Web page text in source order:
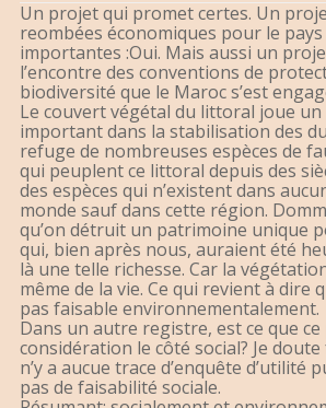
Un projet qui promet certes. Un
reombées économiques pour le
importantes :Oui. Mais aussi un
l’encontre des conventions de
biodiversité que le Maroc s’est
Le couvert végétal du littoral joue
important dans la stabilisation des
refuge de nombreuses espèces de
qui peuplent ce littoral depuis des
des espèces qui n’existent dans
monde sauf dans cette région.
qu’on détruit un patrimoine unique
qui, bien après nous, auraient été
là une telle richesse. Car la
même de la vie. Ce qui revient à dire
pas faisable environnementalement.
Dans un autre registre, est ce que
considération le côté social? Je
n’y a aucue trace d’enquête d’utilité
pas de faisabilité sociale.